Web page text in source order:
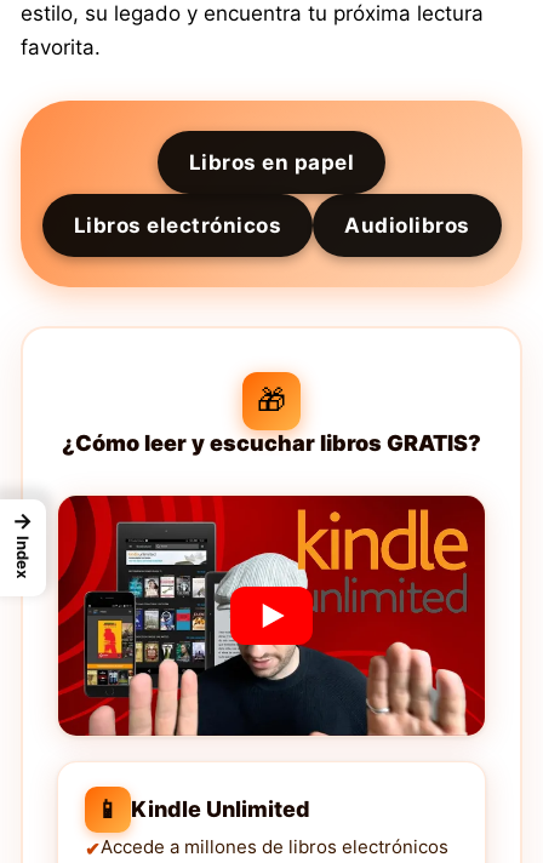
estilo, su legado y encuentra tu próxima lectura
favorita.
Libros en papel
Libros electrónicos Audiolibros
🎁
¿Cómo leer y escuchar libros GRATIS?
📱 Kindle Unlimited
Accede a millones de libros electrónicos
→
Index